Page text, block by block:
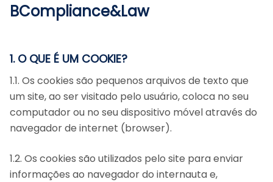
BCompliance&Law
1. O QUE É UM COOKIE?
1.1. Os cookies são pequenos arquivos de texto que
um site, ao ser visitado pelo usuário, coloca no seu
computador ou no seu dispositivo móvel através do
navegador de internet (browser).
1.2. Os cookies são utilizados pelo site para enviar
informações ao navegador do internauta e,